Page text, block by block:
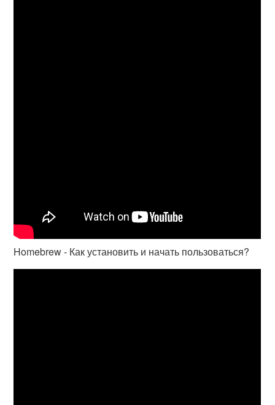
Homebrew - Как установить и начать пользоваться?